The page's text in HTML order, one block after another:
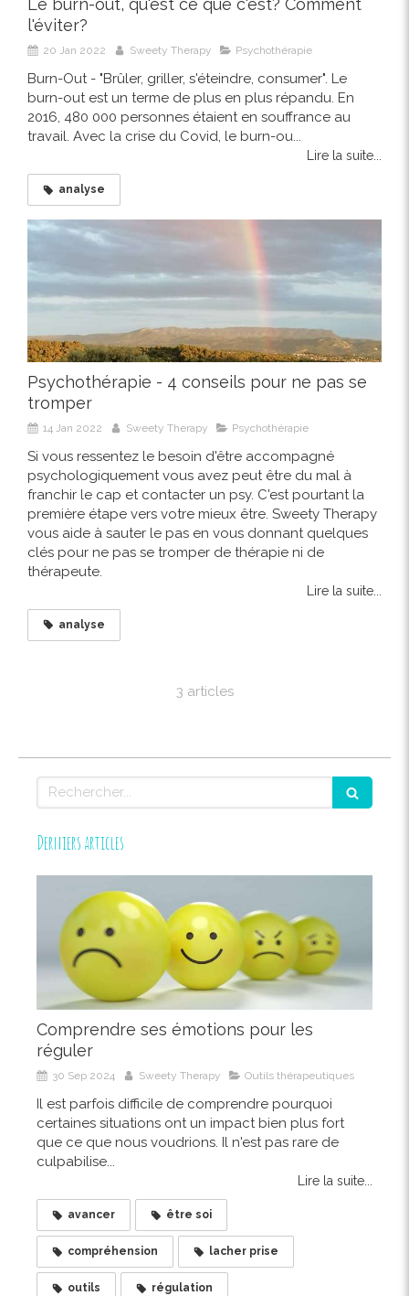
Le burn-out, qu'est ce que c'est? Comment
l'éviter?
20 Jan 2022 Sweety Therapy Psychothérapie
Burn-Out - "Brûler, griller, s'éteindre, consumer". Le
burn-out est un terme de plus en plus répandu. En
2016, 480 000 personnes étaient en souffrance au
travail. Avec la crise du Covid, le burn-ou...
Lire la suite...
analyse
Psychothérapie - 4 conseils pour ne pas se
tromper
14 Jan 2022 Sweety Therapy Psychothérapie
Si vous ressentez le besoin d'être accompagné
psychologiquement vous avez peut être du mal à
franchir le cap et contacter un psy. C'est pourtant la
première étape vers votre mieux être. Sweety Therapy
vous aide à sauter le pas en vous donnant quelques
clés pour ne pas se tromper de thérapie ni de
thérapeute.
Lire la suite...
analyse
3 articles
Rechercher
Derniers articles
Comprendre ses émotions pour les
réguler
30 Sep 2024 Sweety Therapy Outils thérapeutiques
Il est parfois difficile de comprendre pourquoi
certaines situations ont un impact bien plus fort
que ce que nous voudrions. Il n'est pas rare de
culpabilise...
Lire la suite...
avancer être soi
compréhension lacher prise
outils régulation